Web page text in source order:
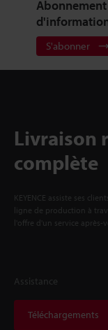
S'abonner
Livraison
complète
KEYENCE assiste ses
ligne de production à
l'offre d'un service après-
Assistance
Téléchargements